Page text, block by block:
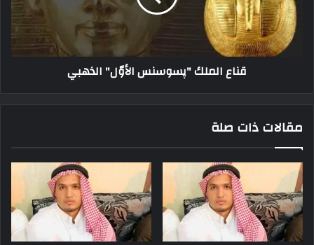
قناع الملك "پسوسنس الأوّل" الذهبي
مقالات ذات صلة